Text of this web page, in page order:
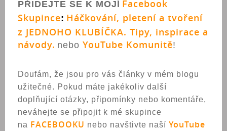
PŘIDEJTE SE K MOJÍ Facebook
Skupince: Háčkování, pletení a tvoření
z JEDNOHO KLUBÍČKA. Tipy, inspirace a
návody. nebo YouTube Komunitě!
Doufám, že jsou pro vás články v mém blogu
užitečné. Pokud máte jakékoliv další
doplňující otázky, připomínky nebo komentáře,
neváhejte se připojit k mé skupince
na FACEBOOKU nebo navštivte naší YouTube